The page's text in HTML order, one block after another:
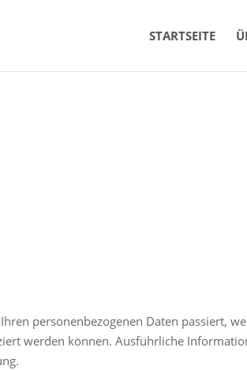
STARTSEITE
personenbezogenen Daten passiert,
werden können. Ausführliche